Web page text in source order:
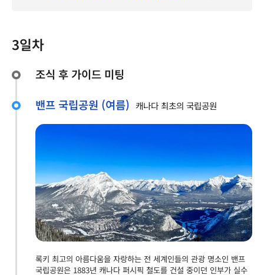
3일차
조식 후 가이드 미팅
밴프 국립공원 (여름) 캐나다 최초의 국립공원
록키 최고의 아름다움을 자랑하는 전 세계인들의 관광 명소인 밴프
국립공원은 1883년 캐나다 퍼시픽 철도를 건설 중이던 인부가 실수